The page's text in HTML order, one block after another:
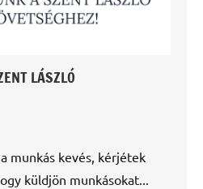
LÁSZLÓ
munkás kevés, kérjétek
küldjön munkásokat...